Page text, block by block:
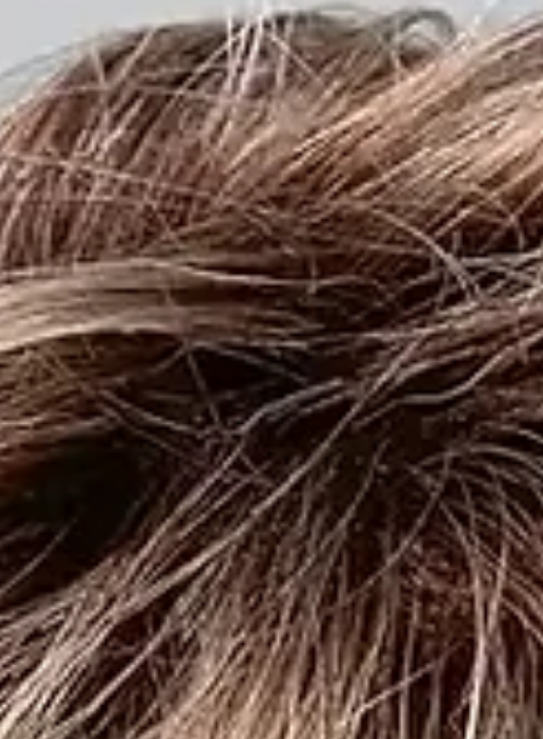
La naturalezza che si vede, la qualità che
sente. 100% con Capelli Veri Remy
Stai cercando una soluzione che si adatti perfettamente a te,
compromessi? Presso i nostri punti vendita Parrucche Store di
e Portogruaro trovi solo il meglio: parrucche realizzate al 100%
Capelli Veri Remy. Cosa significa qualità 100% con Capelli Veri
I capelli mantengono la cuticola integra e orientata nella stessa
direzione. Zero nodi, massima morbidezza e lucentezza naturale.
Puoi modellarle, piastrarle e acconciarle proprio come i tuoi
Vien